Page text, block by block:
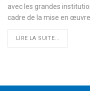
avec les grandes
cadre de la mise en
LIRE LA SUITE...